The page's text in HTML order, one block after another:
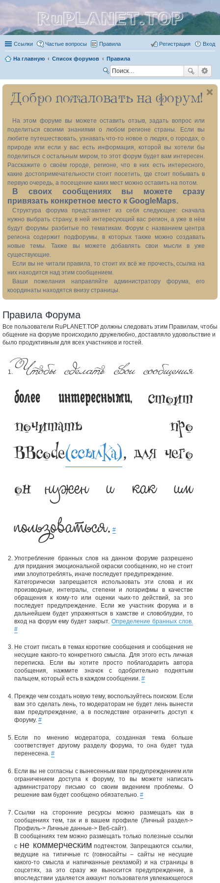
RuPLANET.TOP
Ссылки Частые вопросы Правила Вход
Регистрация
На главную Список форумов Правила
ск
Добро пожаловать на форум!
На этом форуме вы можете оставить отзыв, задать вопрос или
поделиться своими знаниями о любом регионе страны. Если вы
любите путешествовать, узнавать что-то новое о людях, о городах, о
природе или если у вас есть информация, которой вы хотели бы
поделиться с остальным миром, то этот форум будет вам интересен.
Расскажите о своём городе, регионе, что в них есть интересного,
какие достопримечательности стоит посетить, где стоит побывать в
первую очередь, а посещение каких мест можно оставить на потом.
В своих сообщениях вы можете сразу
привязать конкретное место к GoogleMaps.
Структура форума представляет из себя следующее: сначала
нужно выбрать страну, в ней интересующий вас регион, а уже в нём
будут форумы разбитые по тематикам. Форум с названием центра
региона содержит подфорумы, в которых также можно создавать
новые темы. Также вы можете добавлять свои мысли в уже
существующие.
Если вы не читали правила, то стоит их всё же прочесть, ссылка на
них находится над этим сообщением.
Ваши пожелания направляйте администратору форума, его
координаты находятся внизу страницы.
Правила Форума
Все пользователи RuPLANET.TOP должны следовать этим Правилам, чтобы
общение на форуме происходило дружелюбно, доставляло удовольствие и
было продуктивным для всех участников и гостей.
Чтобы сделать свои сообщения
более интересными,
стоит
почитать про
BBcode(ссылка), для чего
он нужен и как им
пользоваться. #
Употребление бранных слов на данном форуме разрешено
для придания эмоциональной окраски сообщению, но не стоит
ими злоупотреблять, иначе последует предупреждение.
Категорически запрещается использовать эти слова и их
производные, интегралы, степени и логарифмы в качестве
обращения к кому-то или оценки чьих-то действий, за это
последует предупреждение. Если же участник форума и в
дальнейшем будет упражняться в хамстве и словоблудии, то
вход на форум ему будет закрыт. Определение бранных слов.
#
Не стоит писать в темах короткие сообщения и сообщения не
несущие какого-то конкретного смысла. Для этого есть личная
переписка. Если вы хотите просто поблагодарить автора
сообщения, нажмите значок с одобрительно поднятым
пальцем, который есть в каждом сообщении. #
Прежде чем создать новую тему, воспользуйтесь поиском. Если
вам это сделать лень, то модераторам не будет лень вынести
вам предупреждение, а в последствие ограничить доступ к
форуму. #
Если по мнению модератора, созданная тема больше
соответствует другому разделу форума, то она будет туда
перенесена. #
Если вы не согласны с вынесенным вам предупреждением или
ограничением доступа к форуму, то вы можете написать
администратору письмо со своим видением проблемы. О
решение вам будет сообщено обязательно. #
Ссылки на сторонние ресурсы можно размещать как в
сообщениях тем, так и в вашем профиле (Личный раздел->
Профиль-> Личные данные-> Веб-сайт).
В сообщениях тем можно размещать только полезные ссылки
с не коммерческим подтекстом. Запрещаются ссылки,
ведущие на типичные гс (говносайты – сайты не несущие
какого-то смысла и напичканные рекламой) и на страницы в
соцсетях, за это сразу же выносится предупреждение, а
впоследствии удаляется аккаунт пользователя увлекающегося